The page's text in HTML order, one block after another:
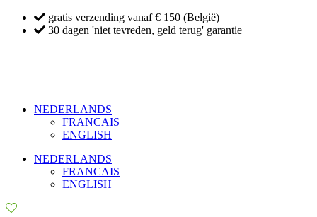
gratis verzending vanaf € 150 (België)
30 dagen 'niet tevreden, geld terug' garantie
NEDERLANDS
FRANCAIS
ENGLISH
NEDERLANDS
FRANCAIS
ENGLISH